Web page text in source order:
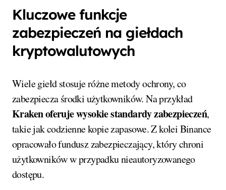
Kluczowe funkcje
zabezpieczeń na giełdach
kryptowalutowych
Wiele giełd stosuje różne metody ochrony, co
zabezpiecza środki użytkowników. Na przykład
Kraken oferuje wysokie standardy zabezpieczeń,
takie jak codzienne kopie zapasowe. Z kolei Binance
opracowało fundusz zabezpieczający, który chroni
użytkowników w przypadku nieautoryzowanego
dostępu.